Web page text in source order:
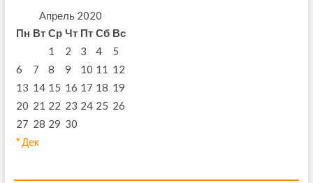
Апрель 2020
Пн Вт Ср Чт Пт Сб Вс
" Дек
1 2 3 4
5
6
7 8 9 10 11 12
13 14 15 16 17 18 19
20 21 22 23 24 25 26
27 28 29 30